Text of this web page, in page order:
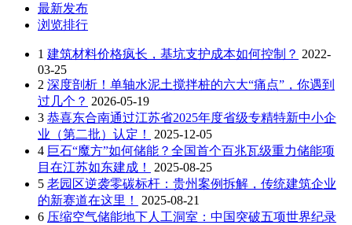
最新发布
浏览排行
1 建筑材料价格疯长，基坑支护成本如何控制？ 2022-
03-25
2 深度剖析！单轴水泥土搅拌桩的六大“痛点”，你遇到
过几个？ 2026-05-19
3 恭喜东合南通过江苏省2025年度省级专精特新中小企
业（第二批）认定！
2025-12-05
4 巨石“魔方”如何储能？全国首个百兆瓦级重力储能项
目在江苏如东建成！
2025-08-25
5 老园区逆袭零碳标杆：贵州案例拆解，传统建筑企业
的新赛道在这里！
2025-08-21
6 压缩空气储能地下人工洞室：中国突破五项世界纪录